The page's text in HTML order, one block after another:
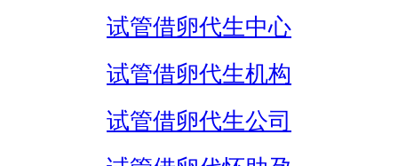
试管借卵代生中心
试管借卵代生机构
试管借卵代生公司